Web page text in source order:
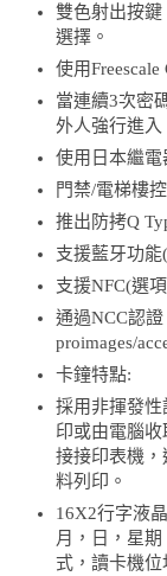
雙色射出按
選擇。
使用
當連續3次密
外人強行進入
使用日本繼電
門禁/電梯樓
推出防拷Q
支援藍牙功能
支援NFC(選項
通過NCC認證
proimages/
卡鐘特點:
採用非揮發性
印或由電腦
接接印表機
料列印。
16X2行字液
月，日，星
式，讀卡機